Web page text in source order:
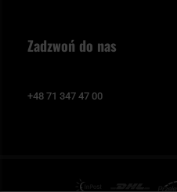
Zadzwoń do nas
+48 71 347 47 00